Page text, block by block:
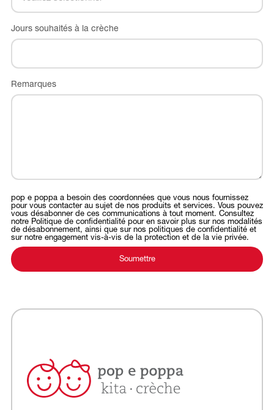
Jours souhaités à la crèche
Remarques
pop e poppa a besoin des coordonnées que vous nous fournissez
pour vous contacter au sujet de nos produits et services. Vous pouvez
vous désabonner de ces communications à tout moment. Consultez
notre Politique de confidentialité pour en savoir plus sur nos modalités
de désabonnement, ainsi que sur nos politiques de confidentialité et
sur notre engagement vis-à-vis de la protection et de la vie privée.